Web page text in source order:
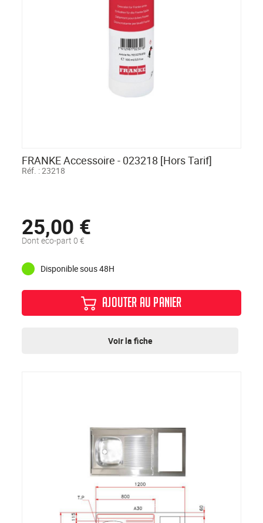
FRANKE Accessoire - 023218 [Hors Tarif]
Réf. :23218
25,00 €
Dont eco-part 0 €
Disponible sous 48H
AJOUTER AU PANIER
Voir la fiche